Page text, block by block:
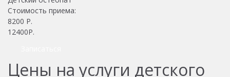
Стоимость приема:
8200 Р.
12400Р.
Цены на услуги детского